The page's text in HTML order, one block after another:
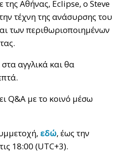
της Αθήνας, Eclipse, ο Steve
τέχνη της ανάσυρσης του
των περιθωριοποιημένων
αγγλικά και θα
Q&A με το κοινό μέσω
εδώ, έως την
18:00 (UTC+3).